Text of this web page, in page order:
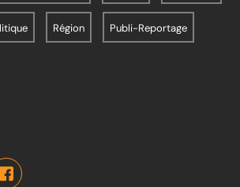
Région Publi-Reportage